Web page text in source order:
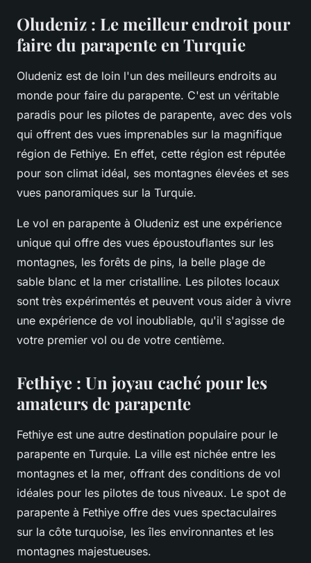
Oludeniz : Le meilleur endroit pour
faire du parapente en Turquie
Oludeniz est de loin l'un des meilleurs endroits au
monde pour faire du parapente. C'est un véritable
paradis pour les pilotes de parapente, avec des vols
qui offrent des vues imprenables sur la magnifique
région de Fethiye. En effet, cette région est réputée
pour son climat idéal, ses montagnes élevées et ses
vues panoramiques sur la Turquie.
Le vol en parapente à Oludeniz est une expérience
unique qui offre des vues époustouflantes sur les
montagnes, les forêts de pins, la belle plage de
sable blanc et la mer cristalline. Les pilotes locaux
sont très expérimentés et peuvent vous aider à vivre
une expérience de vol inoubliable, qu'il s'agisse de
votre premier vol ou de votre centième.
Fethiye : Un joyau caché pour les
amateurs de parapente
Fethiye est une autre destination populaire pour le
parapente en Turquie. La ville est nichée entre les
montagnes et la mer, offrant des conditions de vol
idéales pour les pilotes de tous niveaux. Le spot de
parapente à Fethiye offre des vues spectaculaires
sur la côte turquoise, les îles environnantes et les
montagnes majestueuses.